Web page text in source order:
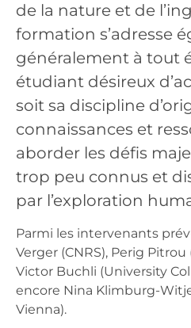
de la nature et de
formation s’adresse
généralement à tout
étudiant désireux
soit sa discipline
connaissances et
aborder les défis
trop peu connus et
par l’exploration
Parmi les intervenants
Verger (CNRS), Perig
Victor Buchli (University
encore Nina Klimburg-
Vienna).